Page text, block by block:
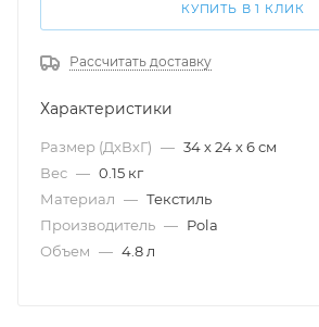
КУПИТЬ В 1 КЛИК
Рассчитать доставку
Характеристики
Размер (ДхВхГ) — 34 х 24 х 6 см
Вес — 0.15 кг
Материал — Текстиль
Производитель — Pola
Объем — 4.8 л